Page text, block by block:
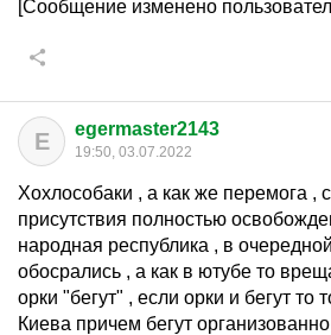
[Сообщение изменено
E egermaster2143
19:50, 03.07.2022
Хохлособаки , а как же перемога ,
присутствия полностью
народная республика , в
обосрались , а как в ютубе то
орки "бегут" , если орки и бегут то
Киева причем бегут